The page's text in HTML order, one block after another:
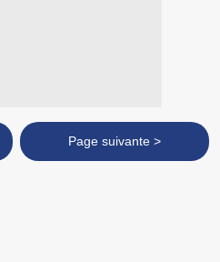
Page suivante >